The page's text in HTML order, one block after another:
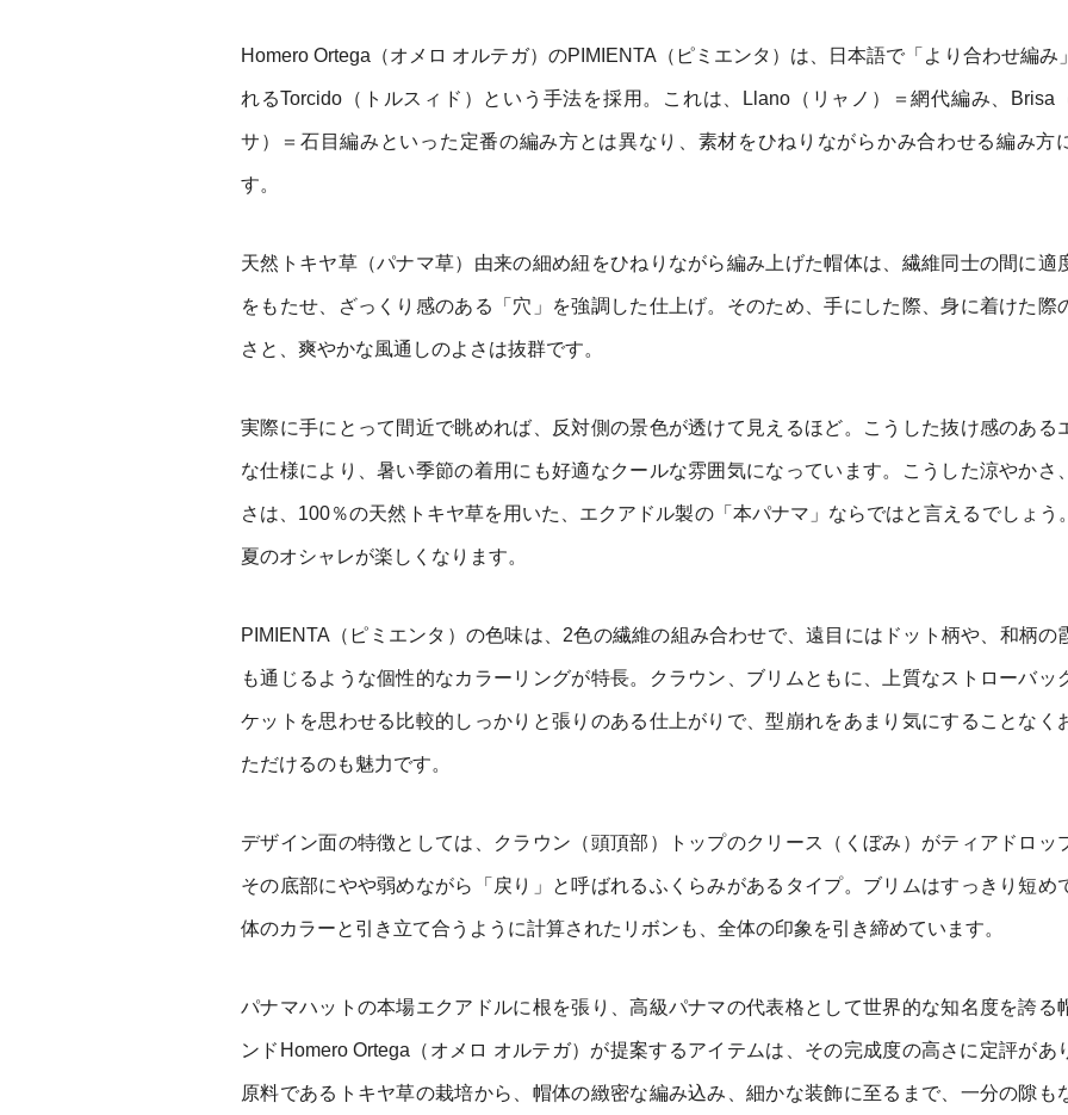
Homero Ortega（オメロ オルテガ）のPIMIENTA（ピミエンタ）は、日本語で「より合わせ編み
れるTorcido（トルスィド）という手法を採用。これは、Llano（リャノ）＝網代編み、Brisa
サ）＝石目編みといった定番の編み方とは異なり、素材をひねりながらかみ合わせる編み方
す。
天然トキヤ草（パナマ草）由来の細め紐をひねりながら編み上げた帽体は、繊維同士の間に適
をもたせ、ざっくり感のある「穴」を強調した仕上げ。そのため、手にした際、身に着けた際
さと、爽やかな風通しのよさは抜群です。
実際に手にとって間近で眺めれば、反対側の景色が透けて見えるほど。こうした抜け感のある
な仕様により、暑い季節の着用にも好適なクールな雰囲気になっています。こうした涼やかさ
さは、100％の天然トキヤ草を用いた、エクアドル製の「本パナマ」ならではと言えるでしょう
夏のオシャレが楽しくなります。
PIMIENTA（ピミエンタ）の色味は、2色の繊維の組み合わせで、遠目にはドット柄や、和柄の
も通じるような個性的なカラーリングが特長。クラウン、ブリムともに、上質なストローバッ
ケットを思わせる比較的しっかりと張りのある仕上がりで、型崩れをあまり気にすることなく
ただけるのも魅力です。
デザイン面の特徴としては、クラウン（頭頂部）トップのクリース（くぼみ）がティアドロッ
その底部にやや弱めながら「戻り」と呼ばれるふくらみがあるタイプ。ブリムはすっきり短め
体のカラーと引き立て合うように計算されたリボンも、全体の印象を引き締めています。
パナマハットの本場エクアドルに根を張り、高級パナマの代表格として世界的な知名度を誇る
ンドHomero Ortega（オメロ オルテガ）が提案するアイテムは、その完成度の高さに定評があ
原料であるトキヤ草の栽培から、帽体の緻密な編み込み、細かな装飾に至るまで、一分の隙も